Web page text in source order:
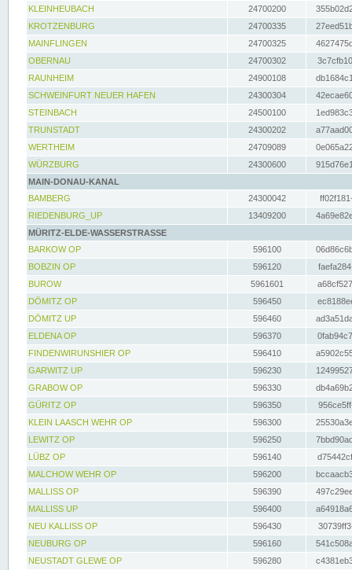
KLEINHEUBACH 24700200
KROTZENBURG
24700335
MAINFLINGEN
24700325
OBERNAU
24700302
RAUNHEIM
24900108
SCHWEINFURT NEUER HAFEN
24300304
STEINBACH
24500100
TRUNSTADT
24300202
WERTHEIM
24709089
WÜRZBURG
24300600
MAIN-DONAU-KANAL
BAMBERG
24300042
RIEDENBURG_UP
13409200
MÜRITZ-ELDE-WASSERSTRASSE
BARKOW OP
596100
BOBZIN OP
596120
BUROW
5961601
DÖMITZ OP
596450
DÖMITZ UP
596460
ELDENA OP
596370
FINDENWIRUNSHIER OP
596410
GARWITZ UP
596230
GRABOW OP
596330
GÜRITZ OP
596350
KLEIN LAASCH WEHR OP
596300
LEWITZ OP
596250
LÜBZ OP
596140
MALCHOW WEHR OP
596200
MALLISS OP
596390
MALLISS UP
596400
NEU KALLISS OP
596430
NEUBURG OP
596160
NEUSTADT GLEWE OP
596280